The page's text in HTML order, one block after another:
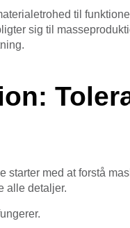
til
sig til
med at forstå
alle detaljer.